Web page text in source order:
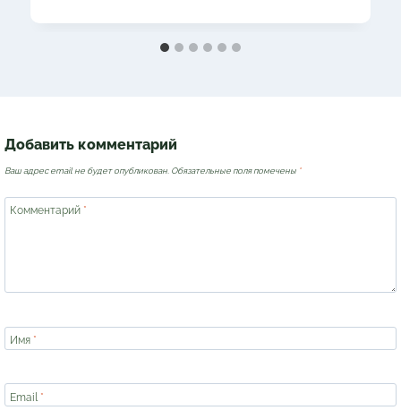
Добавить комментарий
Ваш адрес email не будет опубликован. Обязательные поля помечены *
Комментарий *
Имя *
Email *